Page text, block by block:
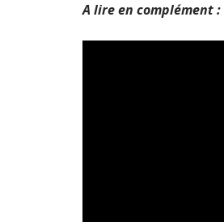
A lire en complément :